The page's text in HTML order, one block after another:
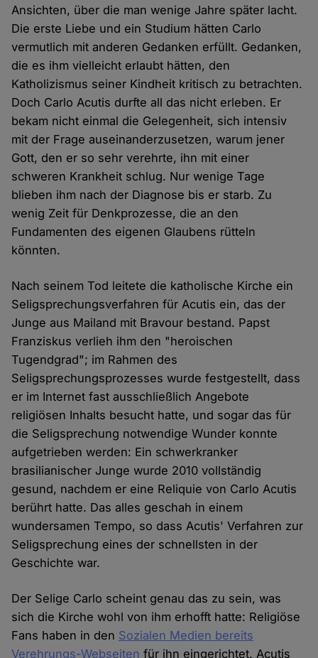
Ansichten, über die man wenige Jahre später lacht.
Die erste Liebe und ein Studium hätten Carlo
vermutlich mit anderen Gedanken erfüllt. Gedanken,
die es ihm vielleicht erlaubt hätten, den
Katholizismus seiner Kindheit kritisch zu betrachten.
Doch Carlo Acutis durfte all das nicht erleben. Er
bekam nicht einmal die Gelegenheit, sich intensiv
mit der Frage auseinanderzusetzen, warum jener
Gott, den er so sehr verehrte, ihn mit einer
schweren Krankheit schlug. Nur wenige Tage
blieben ihm nach der Diagnose bis er starb. Zu
wenig Zeit für Denkprozesse, die an den
Fundamenten des eigenen Glaubens rütteln
könnten.
Nach seinem Tod leitete die katholische Kirche ein
Seligsprechungsverfahren für Acutis ein, das der
Junge aus Mailand mit Bravour bestand. Papst
Franziskus verlieh ihm den "heroischen
Tugendgrad"; im Rahmen des
Seligsprechungsprozesses wurde festgestellt, dass
er im Internet fast ausschließlich Angebote
religiösen Inhalts besucht hatte, und sogar das für
die Seligsprechung notwendige Wunder konnte
aufgetrieben werden: Ein schwerkranker
brasilianischer Junge wurde 2010 vollständig
gesund, nachdem er eine Reliquie von Carlo Acutis
berührt hatte. Das alles geschah in einem
wundersamen Tempo, so dass Acutis' Verfahren zur
Seligsprechung eines der schnellsten in der
Geschichte war.
Der Selige Carlo scheint genau das zu sein, was
sich die Kirche wohl von ihm erhofft hatte: Religiöse
Fans haben in den Sozialen Medien bereits
Verehrungs-Webseiten für ihn eingerichtet. Acutis